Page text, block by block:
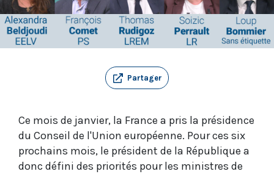
Partager
Ce mois de janvier, la France a pris la présidence
du Conseil de l'Union européenne. Pour ces six
prochains mois, le président de la République a
donc défini des priorités pour les ministres de